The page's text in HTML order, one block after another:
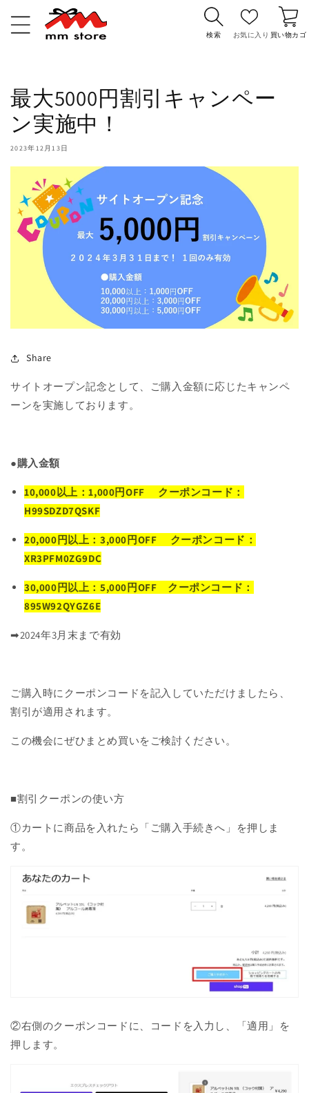
ンツに
進む
検索 お気に入り
カ
ー
ト
買い物カゴ
最大5000円割引キャンペー
ン実施中！
2023年12月13日
Share
サイトオープン記念として、ご購入金額に応じたキャンペ
ーンを実施しております。
●購入金額
10,000以上：1,000円OFF クーポンコード：
H99SDZD7QSKF
20,000円以上：3,000円OFF クーポンコード：
XR3PFM0ZG9DC
30,000円以上：5,000円OFF クーポンコード：
895W92QYGZ6E
➡2024年3月末まで有効
ご購入時にクーポンコードを記入していただけましたら、
割引が適用されます。
この機会にぜひまとめ買いをご検討ください。
■割引クーポンの使い方
①カートに商品を入れたら「ご購入手続きへ」を押しま
す。
②右側のクーポンコードに、コードを入力し、「適用」を
押します。